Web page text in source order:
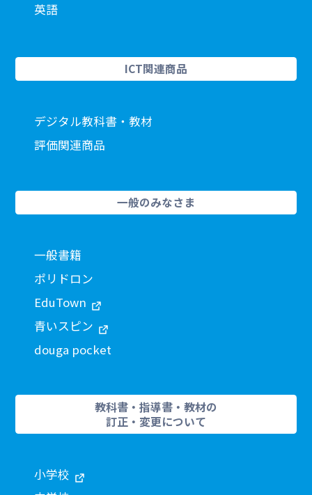
英語
ICT関連商品
デジタル教科書・教材
評価関連商品
一般のみなさま
一般書籍
ポリドロン
EduTown
青いスピン
douga pocket
教科書・指導書・教材の
訂正・変更について
小学校